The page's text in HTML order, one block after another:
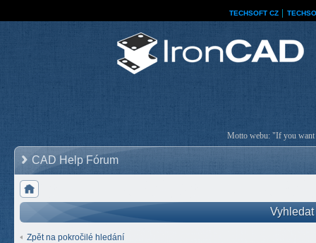
TECHSOFT CZ
Motto webu: "If you want
CAD Help Fórum
Zpět na pokročilé hledání